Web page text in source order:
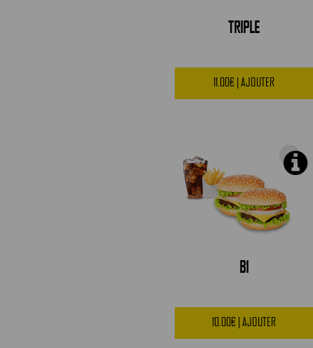
TRIPLE
11.00€ | AJOUTER
B1
10.00€ | AJOUTER